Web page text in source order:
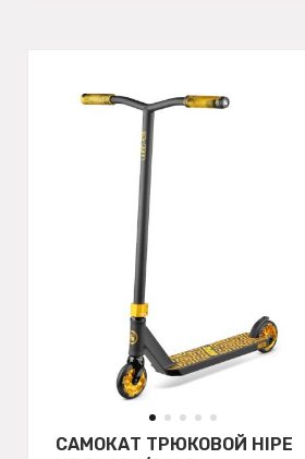
САМОКАТ ТРЮКОВОЙ HIPE